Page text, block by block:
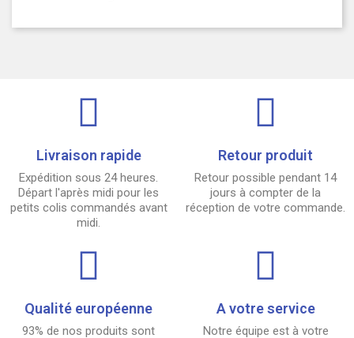
Livraison rapide
Expédition sous 24 heures.
Départ l'après midi pour les
petits colis commandés avant
midi.
Retour produit
Retour possible pendant 14
jours à compter de la
réception de votre commande.
Qualité européenne
93% de nos produits sont
A votre service
Notre équipe est à votre